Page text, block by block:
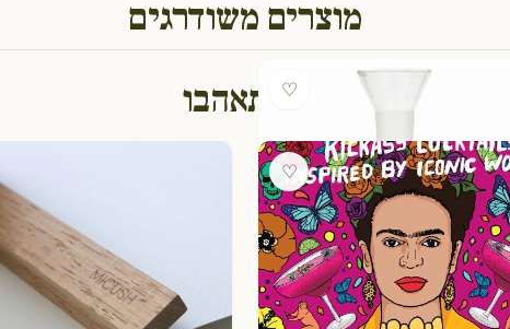
מוצרים משודרגים
♡
גם תאהבו
♡